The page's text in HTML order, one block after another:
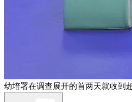
幼培署在调查展开的首两天就收到